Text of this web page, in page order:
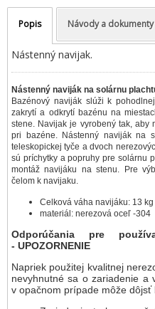
Popis Návody a dokumenty
Nástenný navijak.
Nástenný naviják na solárnu
Bazénový naviják slúži k
zakrytí a odkrytí bazénu na
stene. Navijak je vyrobený tak, aby
pri bazéne. Nástenný naviják na
teleskopickej tyče a dvoch
sú príchytky a popruhy pre solárnu
montáž navijáku na stenu. Pre
čelom k navijaku.
Celková váha navijáku: 13 kg
materiál: nerezová oceľ -304
Odporúčania pre
- UPOZORNENIE
Napriek použitej kvalitnej
nevyhnutné sa o zariadenie a
v opačnom prípade môže dôjsť